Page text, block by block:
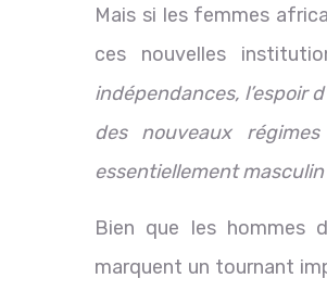
Mais si les femmes
ces nouvelles
indépendances, l’espoir
des nouveaux
essentiellement
Bien que les hommes
marquent un tournant